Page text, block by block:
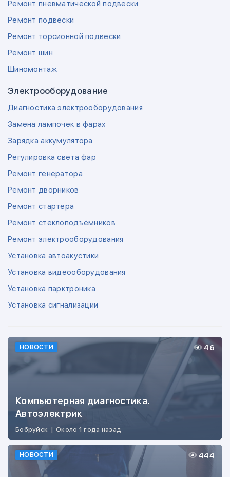
Ремонт пневматической подвески
Ремонт подвески
Ремонт торсионной подвески
Ремонт шин
Шиномонтаж
Электрооборудование
Диагностика электрооборудования
Замена лампочек в фарах
Зарядка аккумулятора
Регулировка света фар
Ремонт генератора
Ремонт дворников
Ремонт стартера
Ремонт стеклоподъёмников
Ремонт электрооборудования
Установка автоакустики
Установка видеооборудования
Установка парктроника
Установка сигнализации
НОВОСТИ
Компьютерная диагностика.
Автоэлектрик
Бобруйск | Около 1 года назад
46
НОВОСТИ 444